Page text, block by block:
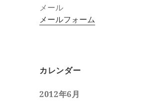
メール
メールフォーム
カレンダー
2012年6月